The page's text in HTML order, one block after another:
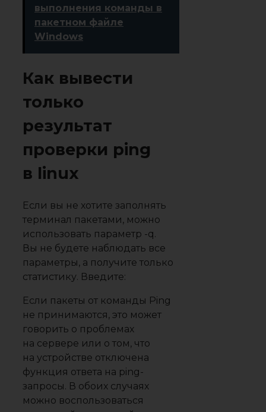
выполнения команды в
пакетном файле
Windows
Как вывести
только
результат
проверки ping
в linux
Если вы не хотите заполнять
терминал пакетами, можно
использовать параметр -q.
Вы не будете наблюдать все
параметры, а получите только
статистику. Введите:
Если пакеты от команды Ping
не принимаются, это может
говорить о проблемах
на сервере или о том, что
на устройстве отключена
функция ответа на ping-
запросы. В обоих случаях
можно воспользоваться